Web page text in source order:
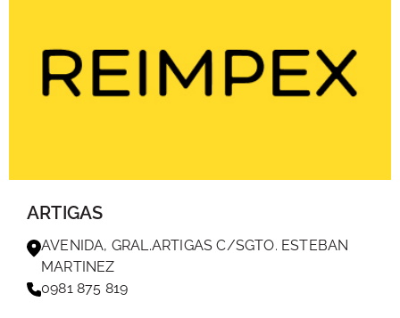
ARTIGAS
AVENIDA, GRAL.ARTIGAS C/SGTO. ESTEBAN
MARTINEZ
0981 875 819